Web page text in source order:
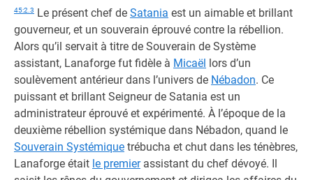
45:2.3 Le présent chef de Satania est un aimable et brillant
gouverneur, et un souverain éprouvé contre la rébellion.
Alors qu’il servait à titre de Souverain de Système
assistant, Lanaforge fut fidèle à Micaël lors d’un
soulèvement antérieur dans l’univers de Nébadon. Ce
puissant et brillant Seigneur de Satania est un
administrateur éprouvé et expérimenté. À l’époque de la
deuxième rébellion systémique dans Nébadon, quand le
Souverain Systémique trébucha et chut dans les ténèbres,
Lanaforge était le premierassistant du chef dévoyé. Il